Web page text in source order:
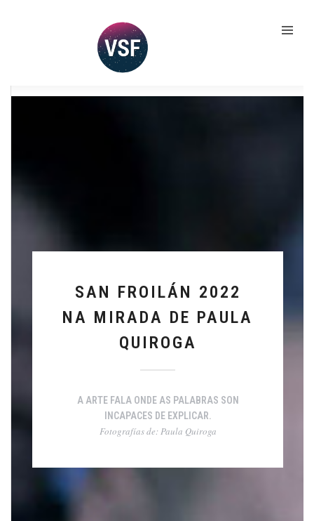
SAN FROILÁN 2022
NA MIRADA DE PAULA
QUIROGA
A ARTE FALA ONDE AS PALABRAS SON
INCAPACES DE EXPLICAR.
Fotografías de: Paula Quiroga